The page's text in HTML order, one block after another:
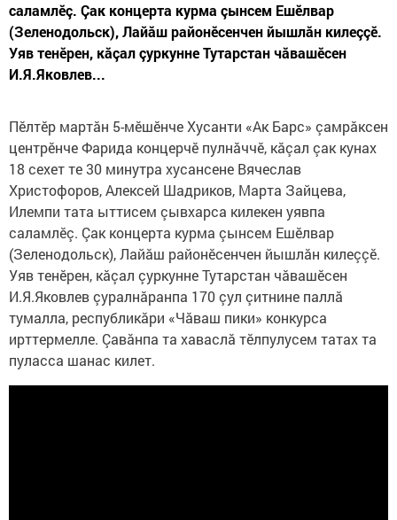
саламлӗç. Çак концерта курма çынсем Ешӗлвар
(Зеленодольск), Лайăш районӗсенчен йышлăн килеççӗ.
Уяв тенӗрен, кăçал çуркунне Тутарстан чăвашӗсен
И.Я.Яковлев...
Пӗлтӗр мартăн 5-мӗшӗнче Хусанти «Ак Барс» çамрăксен
центрӗнче Фарида концерчӗ пулнăччӗ, кăçал çак кунах
18 сехет те 30 минутра хусансене Вячеслав
Христофоров, Алексей Шадриков, Марта Зайцева,
Илемпи тата ыттисем çывхарса килекен уявпа
саламлӗç. Çак концерта курма çынсем Ешӗлвар
(Зеленодольск), Лайăш районӗсенчен йышлăн килеççӗ.
Уяв тенӗрен, кăçал çуркунне Тутарстан чăвашӗсен
И.Я.Яковлев çуралнăранпа 170 çул çитнине паллă
тумалла, республикăри «Чăваш пики» конкурса
ирттермелле. Çавăнпа та хаваслă тӗлпулусем татах та
пуласса шанас килет.